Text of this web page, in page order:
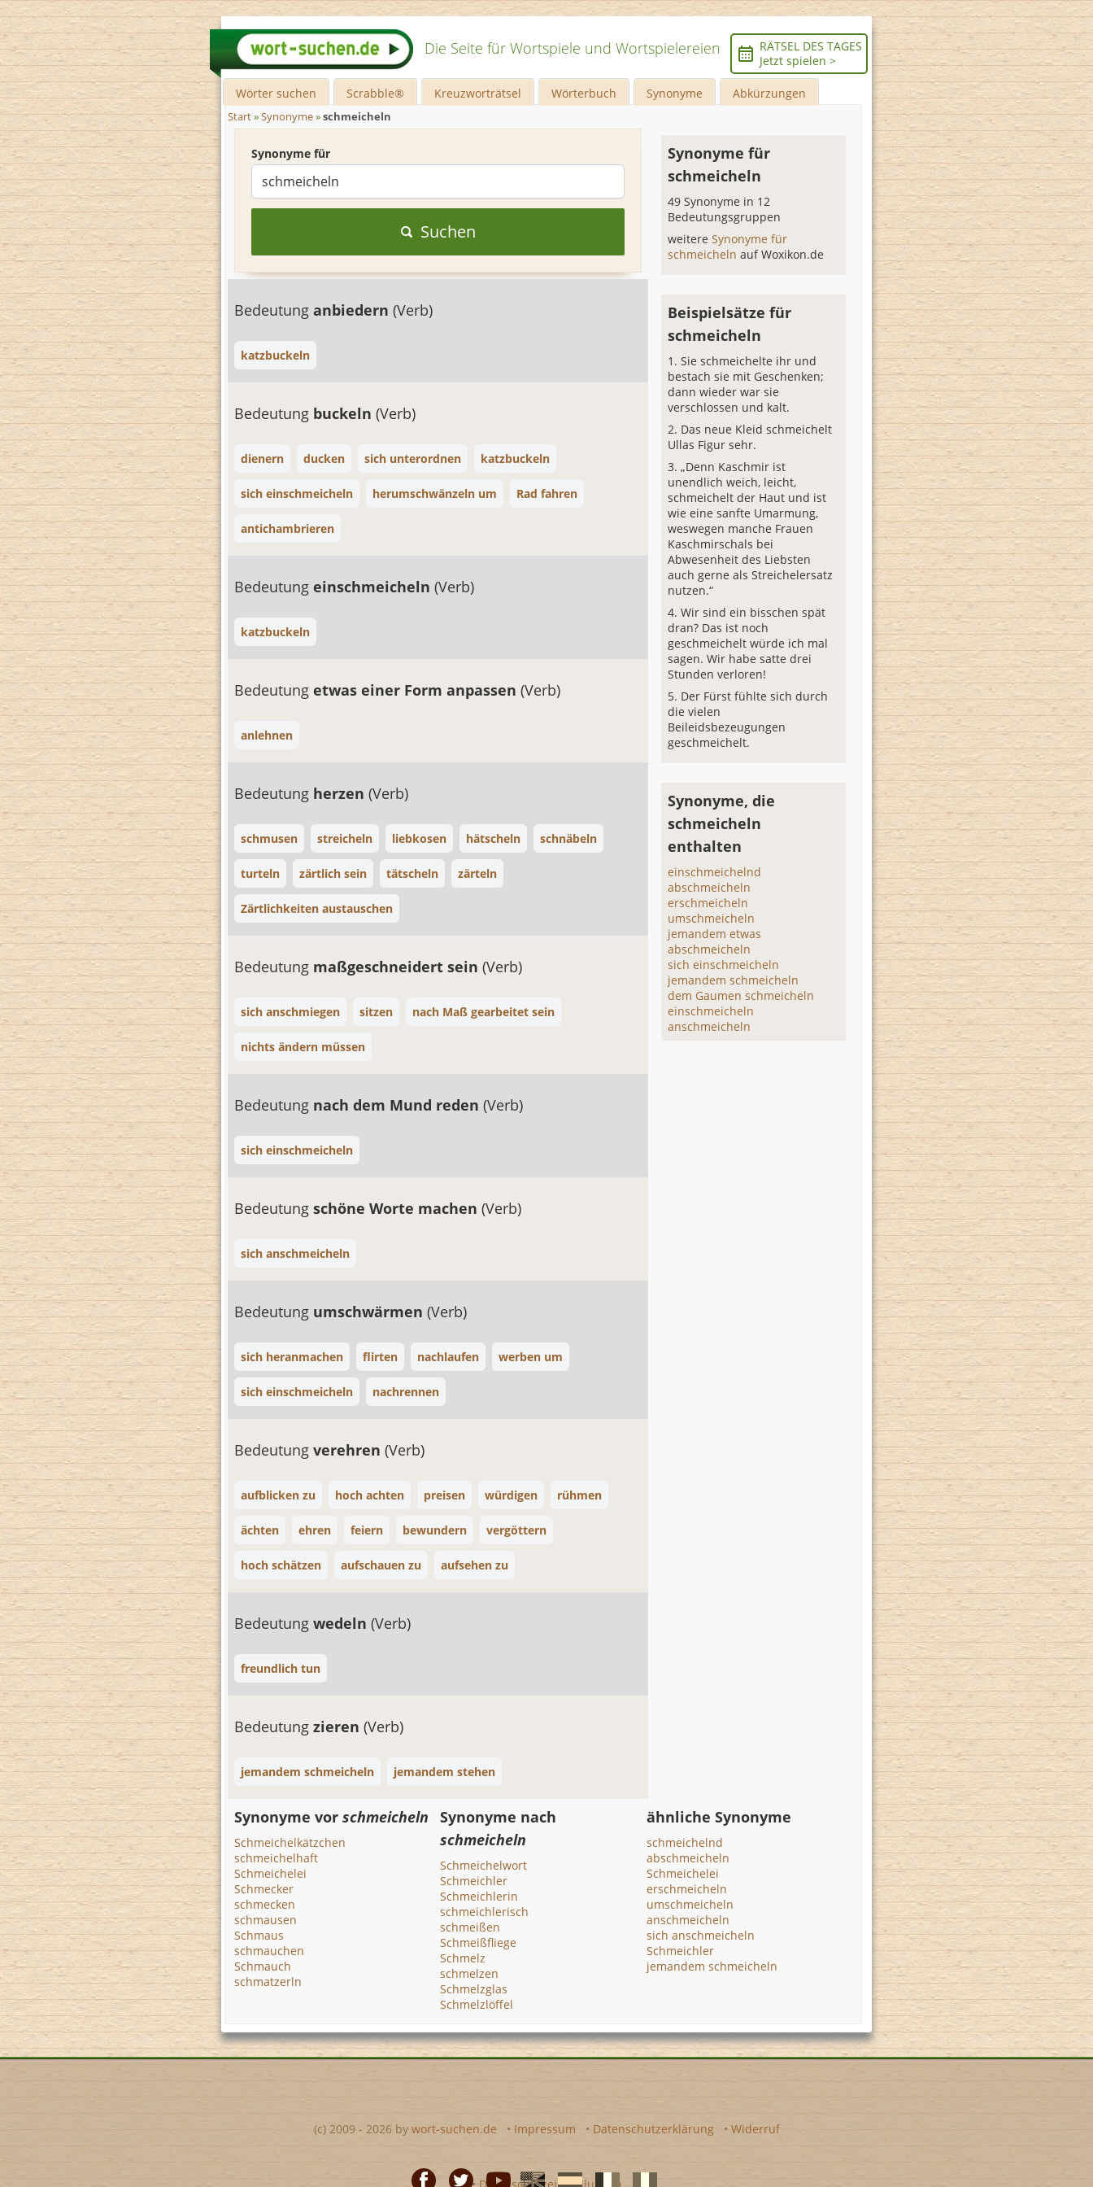
Die Seite für Wortspiele und Wortspielereien
RÄTSEL DES TAGES
Jetzt spielen >
Wörter suchen Scrabble® Kreuzworträtsel Wörterbuch Synonyme Abkürzungen
Start»Synonyme»schmeicheln
Synonyme für
Suchen
Bedeutung anbiedern (Verb)
katzbuckeln
Bedeutung buckeln (Verb)
dienern ducken sich unterordnen katzbuckeln
sich einschmeicheln herumschwänzeln um Rad fahren
antichambrieren
Bedeutung einschmeicheln (Verb)
katzbuckeln
Bedeutung etwas einer Form anpassen (Verb)
anlehnen
Bedeutung herzen (Verb)
schmusen streicheln liebkosen hätscheln schnäbeln
turteln zärtlich sein tätscheln zärteln
Zärtlichkeiten austauschen
Bedeutung maßgeschneidert sein (Verb)
sich anschmiegen sitzen nach Maß gearbeitet sein
nichts ändern müssen
Bedeutung nach dem Mund reden (Verb)
sich einschmeicheln
Bedeutung schöne Worte machen (Verb)
sich anschmeicheln
Bedeutung umschwärmen (Verb)
sich heranmachen flirten nachlaufen werben um
sich einschmeicheln nachrennen
Bedeutung verehren (Verb)
aufblicken zu hoch achten preisen würdigen rühmen
ächten ehren feiern bewundern vergöttern
hoch schätzen aufschauen zu aufsehen zu
Bedeutung wedeln (Verb)
freundlich tun
Bedeutung zieren (Verb)
jemandem schmeicheln jemandem stehen
Synonyme für
schmeicheln
49 Synonyme in 12
Bedeutungsgruppen
weitereSynonyme für
schmeichelnauf Woxikon.de
Beispielsätze für
schmeicheln
Sie schmeichelte ihr und
bestach sie mit Geschenken;
dann wieder war sie
verschlossen und kalt.
Das neue Kleid schmeichelt
Ullas Figur sehr.
„Denn Kaschmir ist
unendlich weich, leicht,
schmeichelt der Haut und ist
wie eine sanfte Umarmung,
weswegen manche Frauen
Kaschmirschals bei
Abwesenheit des Liebsten
auch gerne als Streichelersatz
nutzen.“
Wir sind ein bisschen spät
dran? Das ist noch
geschmeichelt würde ich mal
sagen. Wir habe satte drei
Stunden verloren!
Der Fürst fühlte sich durch
die vielen
Beileidsbezeugungen
geschmeichelt.
Synonyme, die
schmeicheln
enthalten
einschmeichelnd
abschmeicheln
erschmeicheln
umschmeicheln
jemandem etwas
abschmeicheln
sich einschmeicheln
jemandem schmeicheln
dem Gaumen schmeicheln
einschmeicheln
anschmeicheln
Synonyme vor schmeicheln
Schmeichelkätzchen
schmeichelhaft
Schmeichelei
Schmecker
schmecken
schmausen
Schmaus
schmauchen
Schmauch
schmatzerln
Synonyme nach
schmeicheln
Schmeichelwort
Schmeichler
Schmeichlerin
schmeichlerisch
schmeißen
Schmeißfliege
Schmelz
schmelzen
Schmelzglas
Schmelzlöffel
ähnliche Synonyme
schmeichelnd
abschmeicheln
Schmeichelei
erschmeicheln
umschmeicheln
anschmeicheln
sich anschmeicheln
Schmeichler
jemandem schmeicheln
(c) 2009 - 2026 by wort-suchen.de • Impressum • Datenschutzerklärung • Widerruf